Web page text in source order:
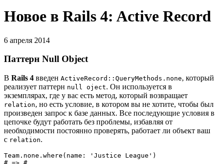
Новое в Rails 4: Active Record
6 апреля 2014
Паттерн Null Object
В Rails 4 введен ActiveRecord::QueryMethods.none, который
реализует паттерн null oject. Он используется в
экземплярах, где у вас есть метод, который возвращает
relation, но есть условие, в котором вы не хотите, чтобы был
произведен запрос к базе данных. Все последующие условия в
цепочке будут работать без проблемы, избавляя от
необходимости постоянно проверять, работает ли объект ваш
с relation.
Team.none.where(name: 'Justice League')